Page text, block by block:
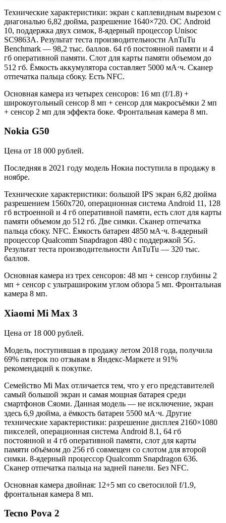
Технические характеристики: экран с каплевидным вырезом с
диагональю 6,82 дюйма, разрешение 1640×720. ОС Android
10, поддержка двух симок, 8-ядерный процессор Unisoc
SC9863A. Результат теста производительности AnTuTu
Benchmark — 98,2 тыс. баллов. 64 гб постоянной памяти и 4
гб оперативной памяти. Слот для карты памяти объемом до
512 гб. Ёмкость аккумулятора составляет 5000 мА⋅ч. Сканер
отпечатка пальца сбоку. Есть NFC.
Основная камера из четырех сенсоров: 16 мп (f/1.8) +
широкоугольный сенсор 8 мп + сенсор для макросъёмки 2 мп
+ сенсор 2 мп для эффекта боке. Фронтальная камера 8 мп.
Nokia G50
Цена от 18 000 рублей.
Последняя в 2021 году модель Нокиа поступила в продажу в
ноябре.
Технические характеристики: большой IPS экран 6,82 дюйма
разрешением 1560х720, операционная система Android 11, 128
гб встроенной и 4 гб оперативной памяти, есть слот для карты
памяти объемом до 512 гб. Две симки. Сканер отпечатка
пальца сбоку. NFC. Ёмкость батареи 4850 мА⋅ч. 8-ядерный
процессор Qualcomm Snapdragon 480 с поддержкой 5G.
Результат теста производительности AnTuTu — 320 тыс.
баллов.
Основная камера из трех сенсоров: 48 мп + сенсор глубины 2
мп + сенсор с ультрашироким углом обзора 5 мп. Фронтальная
камера 8 мп.
Xiaomi Mi Max 3
Цена от 18 000 рублей.
Модель, поступившая в продажу летом 2018 года, получила
69% пятерок по отзывам в Яндекс-Маркете и 91%
рекомендаций к покупке.
Семейство Mi Max отличается тем, что у его представителей
самый большой экран и самая мощная батарея среди
смартфонов Сяоми. Данная модель — не исключение, экран
здесь 6,9 дюйма, а ёмкость батареи 5500 мА⋅ч. Другие
технические характеристики: разрешение дисплея 2160×1080
пикселей, операционная система Android 8.1, 64 гб
постоянной и 4 гб оперативной памяти, слот для карты
памяти объёмом до 256 гб совмещен со слотом для второй
симки. 8-ядерный процессор Qualcomm Snapdragon 636.
Сканер отпечатка пальца на задней панели. Без NFC.
Основная камера двойная: 12+5 мп со светосилой f/1.9,
фронтальная камера 8 мп.
Tecno Pova 2